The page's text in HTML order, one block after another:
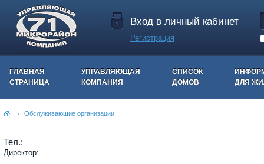
Вход в личный кабинет
Регистрация
ГЛАВНАЯ
СТРАНИЦА
УПРАВЛЯЮЩАЯ
КОМПАНИЯ
СПИСОК
ДОМОВ
ДЛЯ
Обслуживающие организации
Тел.:
Директор: